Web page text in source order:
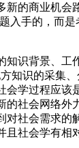
的商业机会
入手的，而
识背景、工
知识的采集
学过程应该
社会网络外
社会需求的
社会学有相